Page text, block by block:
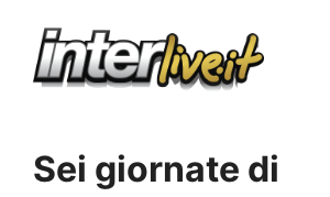
Sei giornate di